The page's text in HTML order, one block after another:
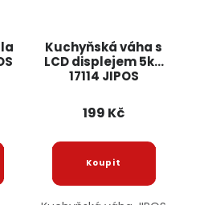
Kuchyňská váha s
LCD displejem 5kg
17114 JIPOS
199 Kč